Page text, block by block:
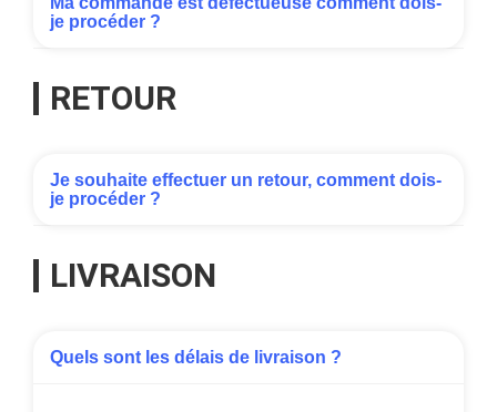
je procéder ?
RETOUR
Je souhaite effectuer un retour, comment dois-
je procéder ?
LIVRAISON
Quels sont les délais de livraison ?